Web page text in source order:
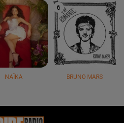
NAÏKA
6
BRUNO MARS